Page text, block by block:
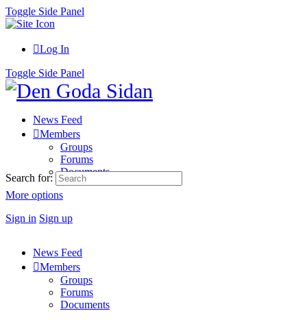
Toggle Side Panel
Log In
Toggle Side Panel
News Feed
Members
Groups
Forums
Documents
More options
Sign in Sign up
Search for:
News Feed
Members
Groups
Forums
Documents